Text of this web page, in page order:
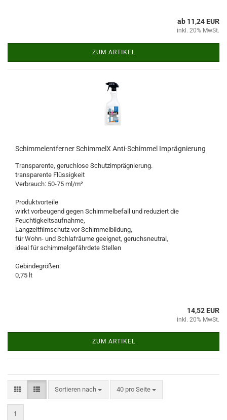
ab 11,24 EUR
inkl. 20% MwSt.
ZUM ARTIKEL
Schimmelentferner SchimmelX Anti-Schimmel Imprägnierung
Transparente, geruchlose Schutzimprägnierung.
transparente Flüssigkeit
Verbrauch: 50-75 ml/m²
Produktvorteile
wirkt vorbeugend gegen Schimmelbefall und reduziert die
Feuchtigkeitsaufnahme,
Langzeitfilmschutz vor Schimmelbildung,
für Wohn- und Schlafräume geeignet, geruchsneutral,
ideal für schimmelgefährdete Stellen
Gebindegrößen:
0,75 lt
14,52 EUR
inkl. 20% MwSt.
ZUM ARTIKEL
Sortieren nach
Sortieren nach 40 pro Seite
pro Seite
1